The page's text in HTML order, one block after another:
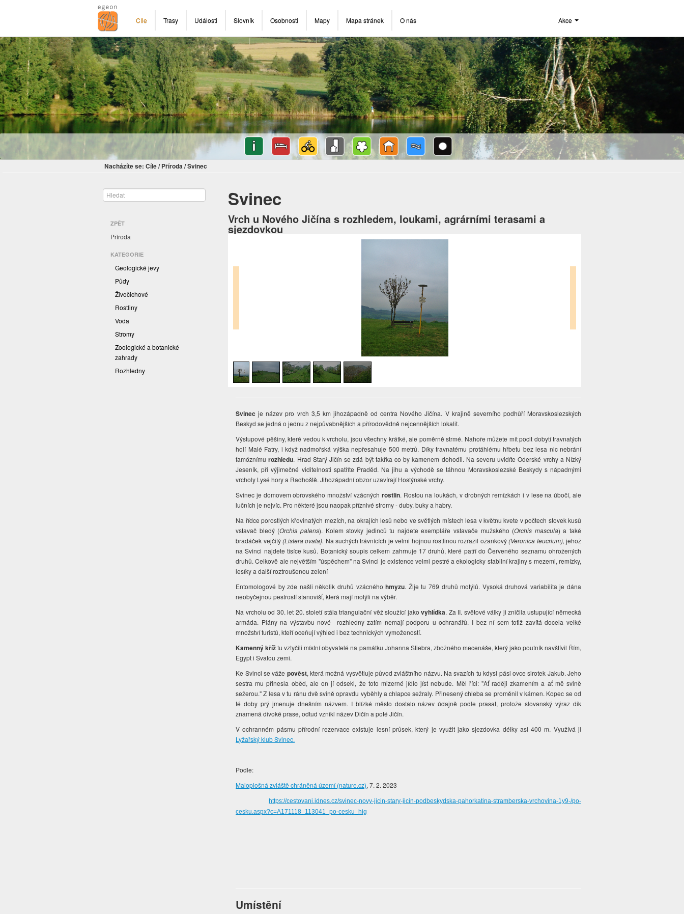
Cíle Trasy Události Slovník Osobnosti Mapy Mapa stránek O nás Akce
Nacházíte se: Cíle/ Příroda/Svinec
ZPĚT
Příroda
KATEGORIE
Geologické jevy
Půdy
Živočichové
Rostliny
Voda
Stromy
Zoologické a botanické
zahrady
Rozhledny
Svinec
Vrch u Nového Jičína s rozhledem, loukami, agrárními terasami a
sjezdovkou
Svinec je název pro vrch 3,5 km jihozápadně od centra Nového Jičína. V krajině severního podhůří Moravskoslezských
Beskyd se jedná o jednu z nejpůvabnějších a přírodovědně nejcennějších lokalit.
Výstupové pěšiny, které vedou k vrcholu, jsou všechny krátké, ale poměrně strmé. Nahoře můžete mít pocit dobytí travnatých
holí Malé Fatry, i když nadmořská výška nepřesahuje 500 metrů. Díky travnatému protáhlému hřbetu bez lesa nic nebrání
famóznímurozhledu. Hrad Starý Jičín se zdá být takřka co by kamenem dohodil. Na severu uvidíte Oderské vrchy a Nízký
Jeseník, při výjimečné viditelnosti spatříte Praděd. Na jihu a východě se táhnou Moravskoslezské Beskydy s nápadnými
vrcholy Lysé hory a Radhoště. Jihozápadní obzor uzavírají Hostýnské vrchy.
Svinec je domovem obrovského množství vzácných rostlin. Rostou na loukách, v drobných remízkách i v lese na úbočí, ale
lučních je nejvíc. Pro některé jsou naopak příznivé stromy - duby, buky a habry.
Na řídce porostlých křovinatých mezích, na okrajích lesů nebo ve světlých místech lesa v květnu kvete v počtech stovek kusů
vstavač bledý (Orchis palens). Kolem stovky jedinců tu najdete exempláře vstavače mužského (Orchis mascula) a také
bradáček vejčitý(Listera ovata). Na suchých trávnících je velmi hojnou rostlinou rozrazil ožankový(Veronica teucrium), jehož
na Svinci najdete tisíce kusů. Botanický soupis celkem zahrnuje 17 druhů, které patří do Červeného seznamu ohrožených
druhů. Celkově ale největším "úspěchem" na Svinci je existence velmi pestré a ekologicky stabilní krajiny s mezemi, remízky,
lesíky a další roztroušenou zelení
Entomologové by zde našli několik druhů vzácnéhohmyzu. Žije tu 769 druhů motýlů. Vysoká druhová variabilita je dána
neobyčejnou pestrostí stanovišť, která mají motýli na výběr.
Na vrcholu od 30. let 20. století stála triangulační věž sloužící jakovyhlídka. Za II. světové války ji zničila ustupující německá
armáda. Plány na výstavbu nové rozhledny zatím nemají podporu u ochranářů. I bez ní sem totiž zavítá docela velké
množství turistů, kteří oceňují výhled i bez technických vymožeností.
Kamenný křížtu vztyčili místní obyvatelé na památku Johanna Stiebra, zbožného mecenáše, který jako poutník navštívil Řím,
Egypt i Svatou zemi.
Ke Svinci se váže pověst, která možná vysvětluje původ zvláštního názvu. Na svazích tu kdysi pásl ovce sirotek Jakub. Jeho
sestra mu přinesla oběd, ale on jí odsekl, že toto mizerné jídlo jíst nebude. Měl říci: "Ať raději zkamením a ať mě svině
sežerou." Z lesa v tu ránu dvě svině opravdu vyběhly a chlapce sežraly. Přinesený chleba se proměnil v kámen. Kopec se od
té doby prý jmenuje dnešním názvem. I blízké město dostalo název údajně podle prasat, protože slovanský výraz dik
znamená divoké prase, odtud vznikl název Dičín a poté Jičín.
V ochranném pásmu přírodní rezervace existuje lesní průsek, který je využit jako sjezdovka délky asi 400 m. Využívá ji
Lyžařský klub Svinec.
Podle:
Maloplošná zvláště chráněná území (nature.cz), 7. 2. 2023
https://cestovani.idnes.cz/svinec-novy-jicin-stary-jicin-podbeskydska-pahorkatina-stramberska-vrchovina-1y9-/po-
cesku.aspx?c=A171118_113041_po-cesku_hig
Umístění